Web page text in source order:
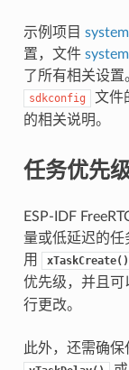
示例项目
置，文件
了所有相关设
sdkconfig
文件
的相关说明。
任务优先
ESP-IDF
量或低延迟的任
用
xTaskCreate()
优先级，并且可
行更改。
此外，还需确保